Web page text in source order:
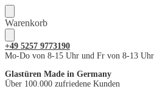
Skip
to
navigation
Skip
to
content
Warenkorb
+49 5257 9773190
Mo-Do von 8-15 Uhr und Fr von 8-13 Uhr
Glastüren Made in Germany
Über 100.000 zufriedene Kunden